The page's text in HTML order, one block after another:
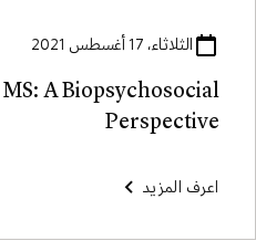
الثلاثاء، 17 أغسطس 2021
A Biopsychosocial
Perspective
اعرف المزيد